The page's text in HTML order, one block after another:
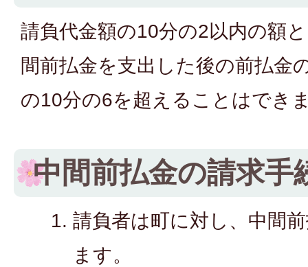
請負代金額の10分の2以内の額
間前払金を支出した後の前払金
の10分の6を超えることはでき
中間前払金の請求手
請負者は町に対し、中間
ます。